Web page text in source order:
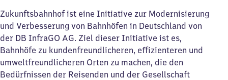
Zukunftsbahnhof ist eine Initiative zur Modernisierung
und Verbesserung von Bahnhöfen in Deutschland von
der DB InfraGO AG. Ziel dieser Initiative ist es,
Bahnhöfe zu kundenfreundlicheren, effizienteren und
umweltfreundlicheren Orten zu machen, die den
Bedürfnissen der Reisenden und der Gesellschaft